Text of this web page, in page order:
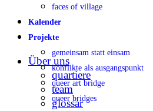
faces of village
Kalender
Projekte
gemeinsam statt einsam
konflikte als ausgangspunkt
queer art bridge
queer bridges
Über uns
quartiere
team
glossar